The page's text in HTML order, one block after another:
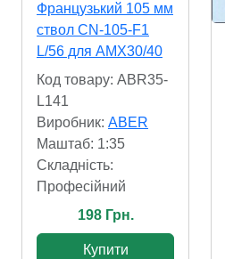
Французький 105 мм
ствол CN-105-F1
L/56 для AMX30/40
Код товару: ABR35-
L141
Виробник: ABER
Маштаб: 1:35
Складність:
Професійний
198 Грн.
Купити